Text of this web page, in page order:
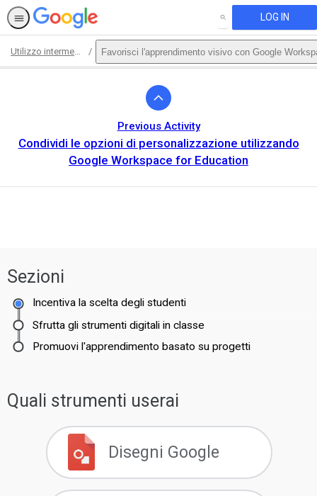
SEARCH LOG IN
Utilizzo intermedio di Google Workspace for Education Fundamentals Favorisci l'apprendimento visivo con Google
Previous Activity
Condividi le opzioni di personalizzazione utilizzando
Google Workspace for Education
Sezioni
Incentiva la scelta degli studenti
Promuovi l'apprendimento basato su progetti
Sfrutta gli strumenti digitali in classe
Quali strumenti userai
Disegni Google